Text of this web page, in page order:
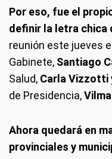
Por eso, fue el
definir la letra chica
reunión este jueves
Gabinete, Santiago
Salud, Carla Vizzotti
de Presidencia,
Ahora quedará en
provinciales y